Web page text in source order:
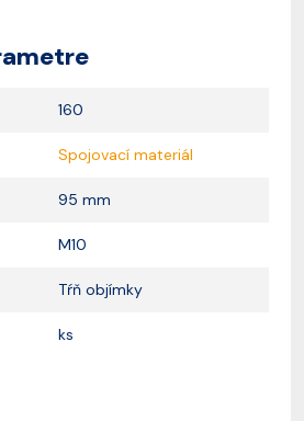
160
Spojovací materiál
95 mm
M10
Tŕň objímky
ks